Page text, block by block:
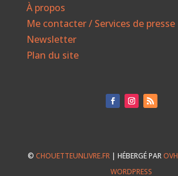
À propos
Me contacter / Services de presse
Newsletter
Plan du site
©CHOUETTEUNLIVRE.FR | HÉBERGÉ PAROVH
WORDPRESS